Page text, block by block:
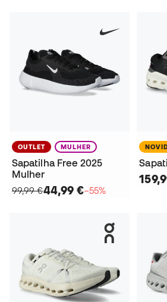
OUTLET MULHER
Sapatilha Free 2025
Mulher
99,99 €44,99 €−55%